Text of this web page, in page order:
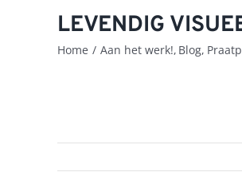
LEVENDIG
Home Aan het werk! Blog